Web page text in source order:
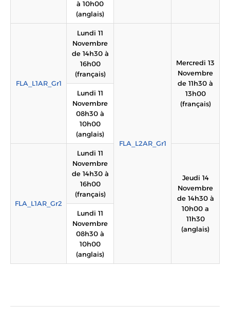
à 10h00
(anglais)
FLA_L1AR_Gr1
Lundi 11
Novembre
de 14h30 à
16h00
(français)
FLA_L2AR_Gr1
Mercredi 13
Novembre
de 11h30 à
13h00
(français)
Lundi 11
Novembre
08h30 à
10h00
(anglais)
FLA_L1AR_Gr2
Lundi 11
Novembre
de 14h30 à
16h00
(français)
Jeudi 14
Novembre
de 14h30 à
10h00 a
11h30
(anglais)
Lundi 11
Novembre
08h30 à
10h00
(anglais)